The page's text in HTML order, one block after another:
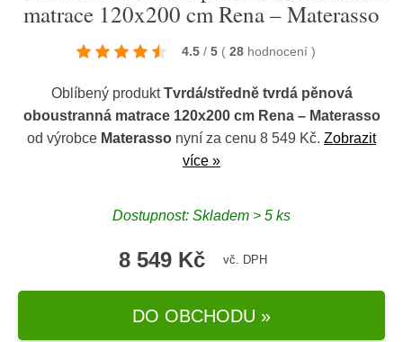
matrace 120x200 cm Rena – Materasso
4.5 / 5 ( 28 hodnocení )
Oblíbený produktTvrdá/středně tvrdá pěnová
oboustranná matrace 120x200 cm Rena – Materasso
od výrobce Materasso nyní za cenu 8 549 Kč. Zobrazit
více »
Dostupnost: Skladem > 5 ks
8 549 Kč vč. DPH
DO OBCHODU »